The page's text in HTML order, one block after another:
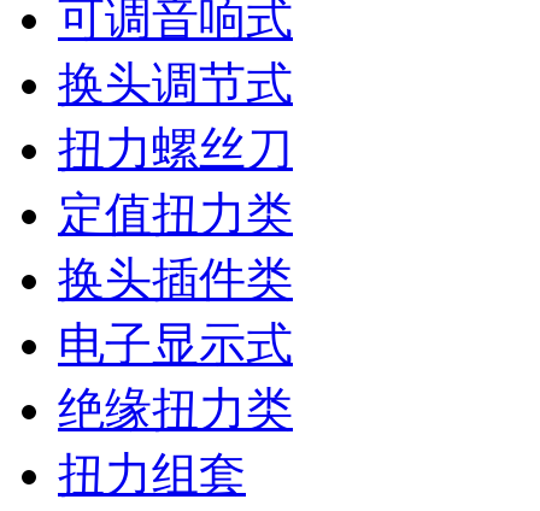
可调音响式
换头调节式
扭力螺丝刀
定值扭力类
换头插件类
电子显示式
绝缘扭力类
扭力组套